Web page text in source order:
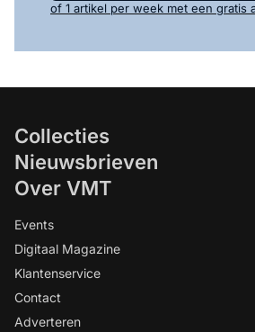
of 1 artikel per week met een gratis
Collecties
Nieuwsbrieven
Over VMT
Events
Digitaal Magazine
Klantenservice
Contact
Adverteren